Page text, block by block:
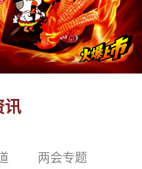
讯
两会专题